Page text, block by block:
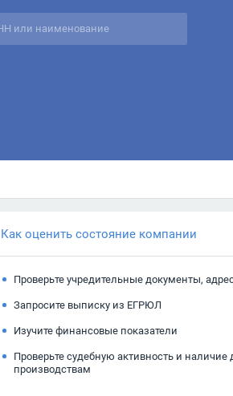
Как оценить состояние компании
Проверьте учредительные документы,
Запросите выписку из ЕГРЮЛ
Изучите финансовые показатели
Проверьте судебную активность и
производствам